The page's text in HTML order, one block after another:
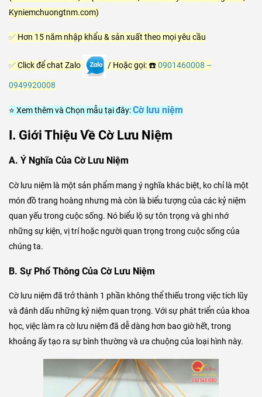
Kyniemchuongtnm.com)
✅ Hơn 15 năm nhập khẩu & sản xuất theo mọi yêu cầu
✅Click để chat Zalo / Hoặc gọi: ☎️0901460008 –
0949920008
⭐ Xem thêm và Chọn mẫu tại đây:Cờ lưu niệm
I. Giới Thiệu Về Cờ Lưu Niệm
A. Ý Nghĩa Của Cờ Lưu Niệm
Cờ lưu niệm là một sản phẩm mang ý nghĩa khác biệt, ko chỉ là một
món đồ trang hoàng nhưng mà còn là biểu tượng của các kỷ niệm
quan yếu trong cuộc sống. Nó biểu lộ sự tôn trọng và ghi nhớ
những sự kiện, vị trí hoặc người quan trọng trong cuộc sống của
chúng ta.
B. Sự Phổ Thông Của Cờ Lưu Niệm
Cờ lưu niệm đã trở thành 1 phần không thể thiếu trong việc tích lũy
và đánh dấu những kỷ niệm quan trọng. Với sự phát triển của khoa
học, việc làm ra cờ lưu niệm đã dễ dàng hơn bao giờ hết, trong
khoảng ấy tạo ra sự bình thường và ưa chuộng của loại hình này.